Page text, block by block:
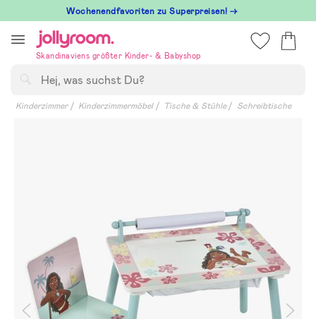
till
innehållet
Wochenendfavoriten zu Superpreisen! →
Skandinaviens größter Kinder- & Babyshop
Kinderzimmer Kinderzimmermöbel Tische & Stühle Schreibtische